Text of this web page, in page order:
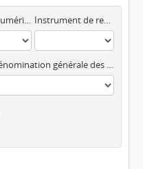
Document numérique disponible Instrument de recherche
Dénomination générale des documents